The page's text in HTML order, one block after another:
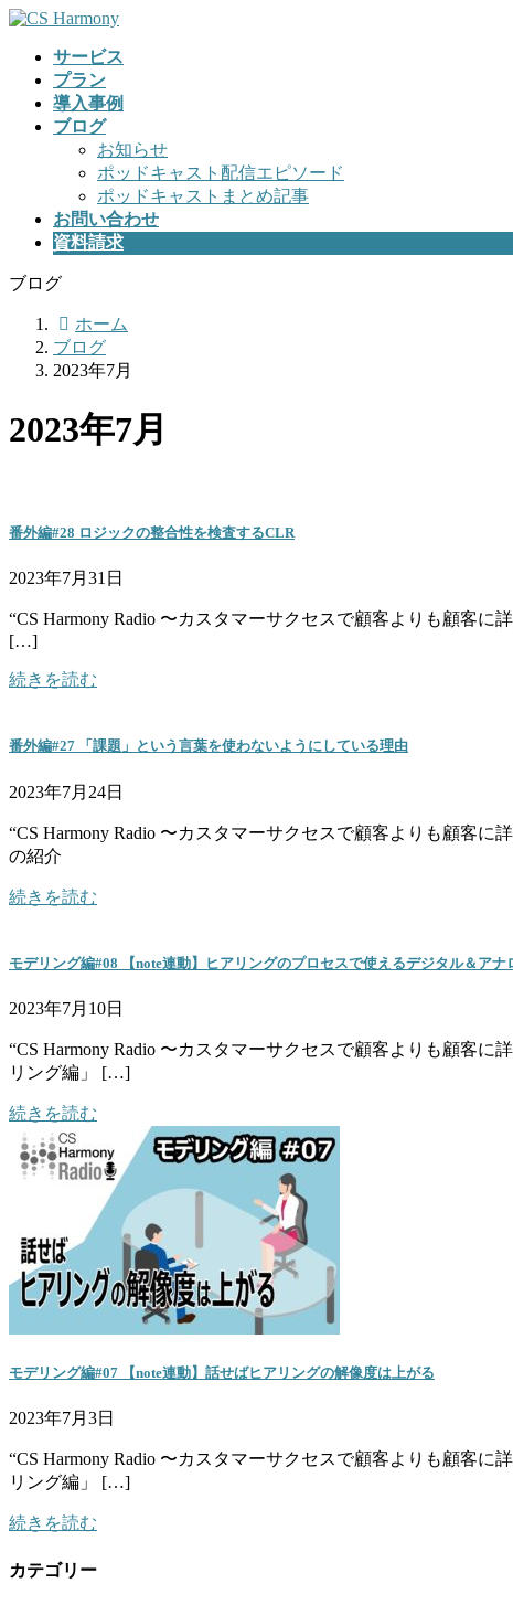
コ
ナ
サービス
プラン
導入事例
ブログ
お知らせ
ポッドキャスト配信エピソード
ポッドキャストまとめ記事
お問い合わせ
資料請求
ブログ
ホーム
ブログ
2023年7月
2023年7月
番外編#28 ロジックの整合性を検査するCLR
2023年7月31日
“CS Harmony Radio 〜カスタマーサクセスで顧客よりも顧客
[…]
続きを読む
番外編#27 「課題」という言葉を使わないようにしている理由
2023年7月24日
“CS Harmony Radio 〜カスタマーサクセスで顧客よりも顧客
の紹介
続きを読む
モデリング編#08 【note連動】ヒアリングのプロセスで使えるデジタル＆アナ
2023年7月10日
“CS Harmony Radio 〜カスタマーサクセスで顧客よりも顧客
リング編」 […]
続きを読む
モデリング編#07 【note連動】話せばヒアリングの解像度は上がる
2023年7月3日
“CS Harmony Radio 〜カスタマーサクセスで顧客よりも顧客
リング編」 […]
続きを読む
カテゴリー